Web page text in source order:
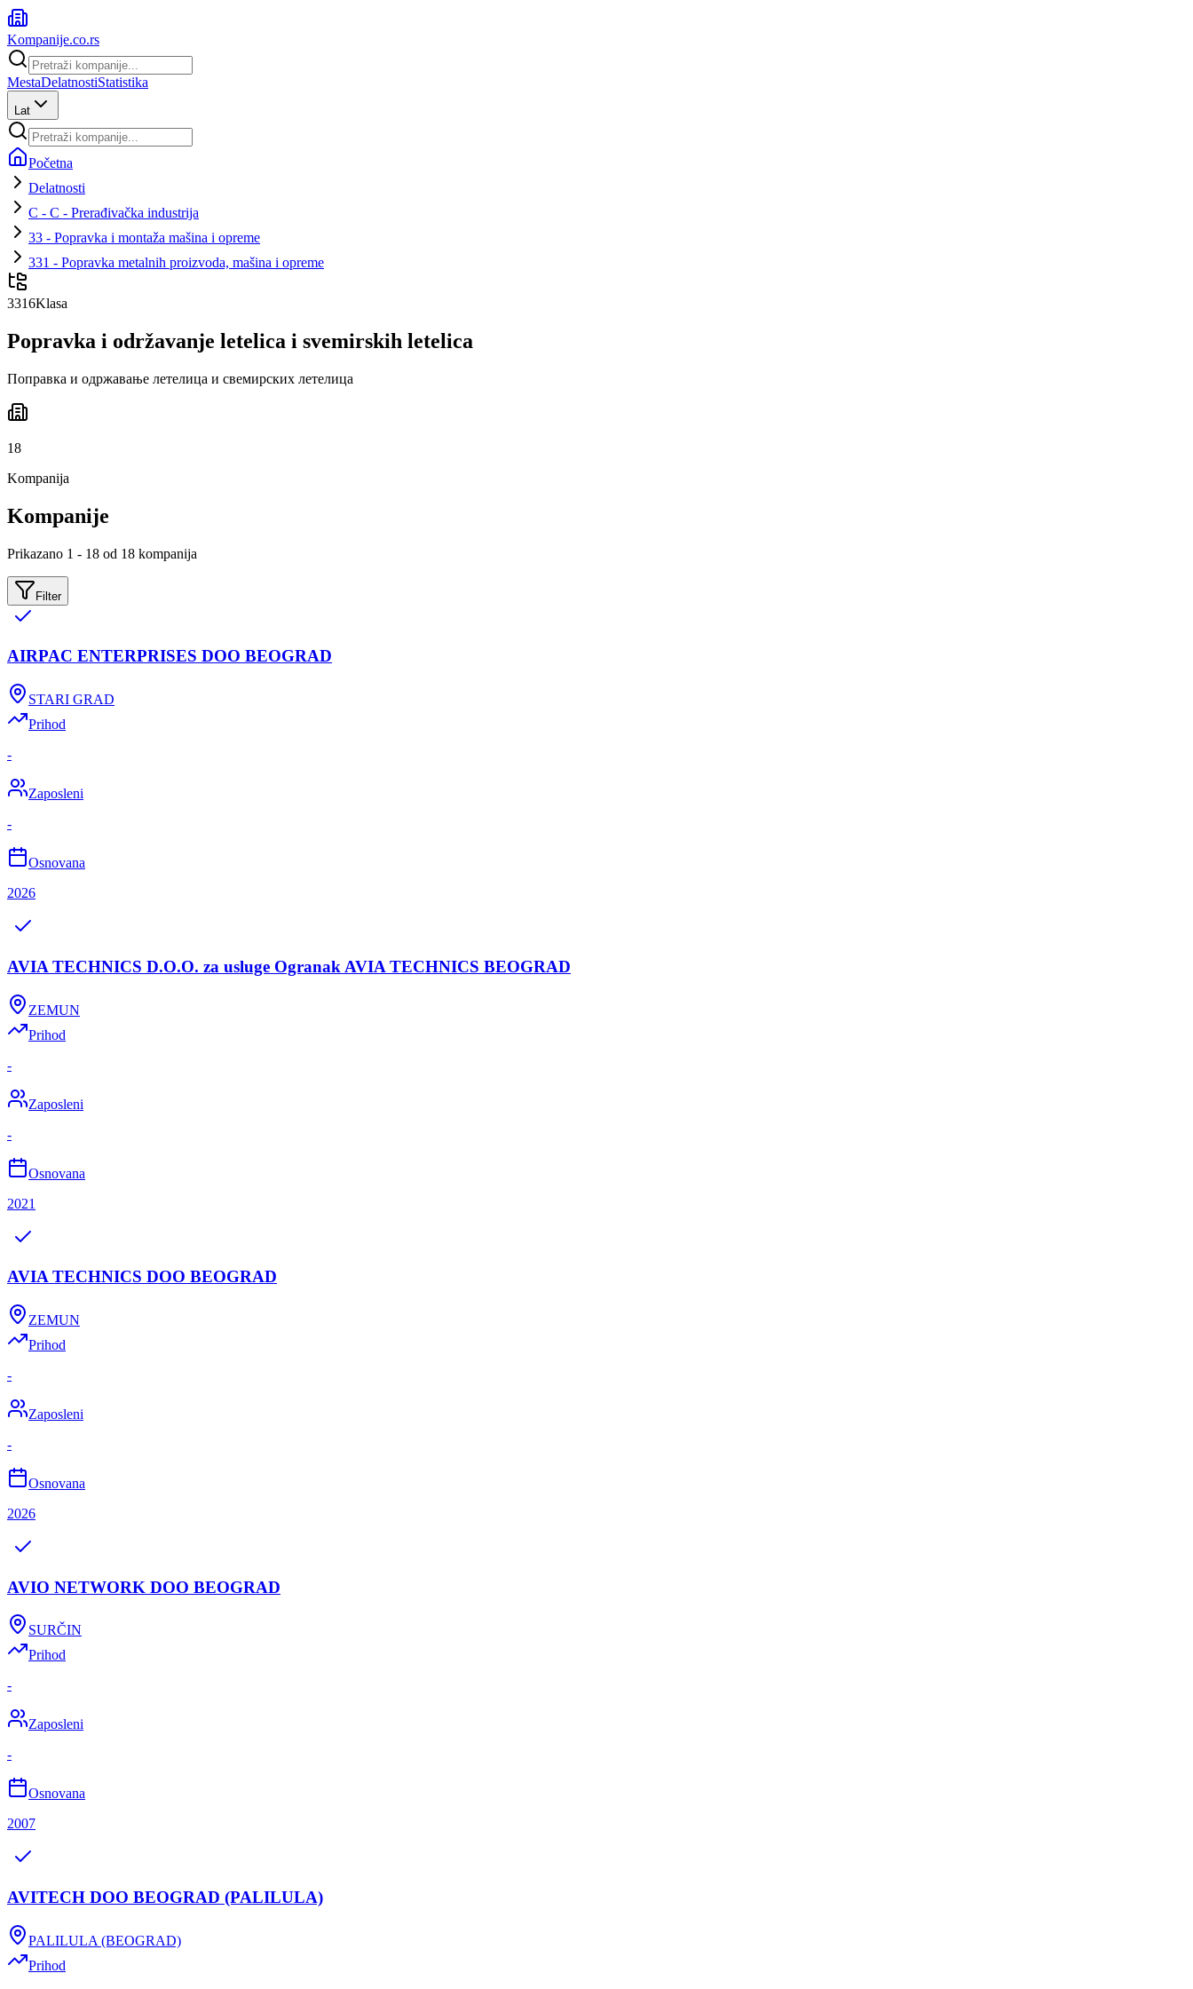
Kompanije.co.rs
MestaDelatnostiStatistika
Lat
Početna
Delatnosti
C - C - Prerađivačka industrija
33 - Popravka i montaža mašina i opreme
331 - Popravka metalnih proizvoda, mašina i opreme
3316Klasa
Popravka i održavanje letelica i svemirskih letelica
Поправка и одржавање летелица и свемирских летелица
18
Kompanija
Kompanije
Prikazano 1 - 18 od 18 kompanija
Filter
AIRPAC ENTERPRISES DOO BEOGRAD
STARI GRAD
Prihod
-
Zaposleni
-
Osnovana
2026
AVIA TECHNICS D.O.O. za usluge Ogranak AVIA TECHNICS BEOGRAD
ZEMUN
Prihod
-
Zaposleni
-
Osnovana
2021
AVIA TECHNICS DOO BEOGRAD
ZEMUN
Prihod
-
Zaposleni
-
Osnovana
2026
AVIO NETWORK DOO BEOGRAD
SURČIN
Prihod
-
Zaposleni
-
Osnovana
2007
AVITECH DOO BEOGRAD (PALILULA)
PALILULA (BEOGRAD)
Prihod